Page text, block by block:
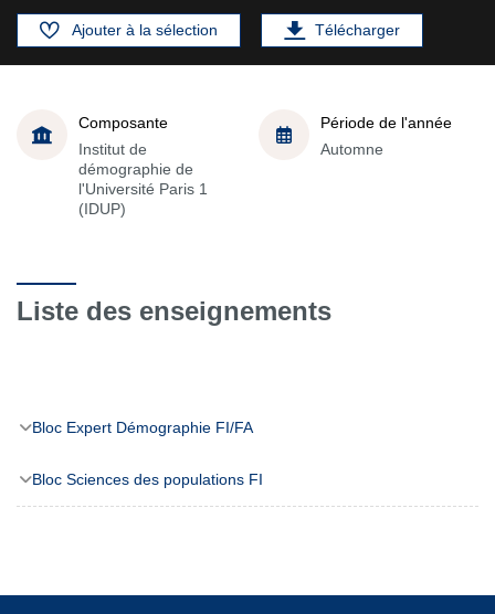
Ajouter à la sélection Télécharger
Composante
Institut de
démographie de
l'Université Paris 1
(IDUP)
Période de l'année
Automne
Liste des enseignements
Bloc Expert Démographie FI/FA
Bloc Sciences des populations FI